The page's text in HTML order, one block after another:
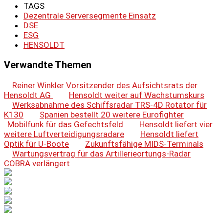
TAGS
Dezentrale Serversegmente Einsatz
DSE
ESG
HENSOLDT
Verwandte Themen
Reiner Winkler Vorsitzender des Aufsichtsrats der
Hensoldt AG
Hensoldt weiter auf Wachstumskurs
Werksabnahme des Schiffsradar TRS-4D Rotator für
K130
Spanien bestellt 20 weitere Eurofighter
Mobilfunk für das Gefechtsfeld
Hensoldt liefert vier
weitere Luftverteidigungsradare
Hensoldt liefert
Optik für U-Boote
Zukunftsfähige MIDS-Terminals
Wartungsvertrag für das Artillerieortungs-Radar
COBRA verlängert